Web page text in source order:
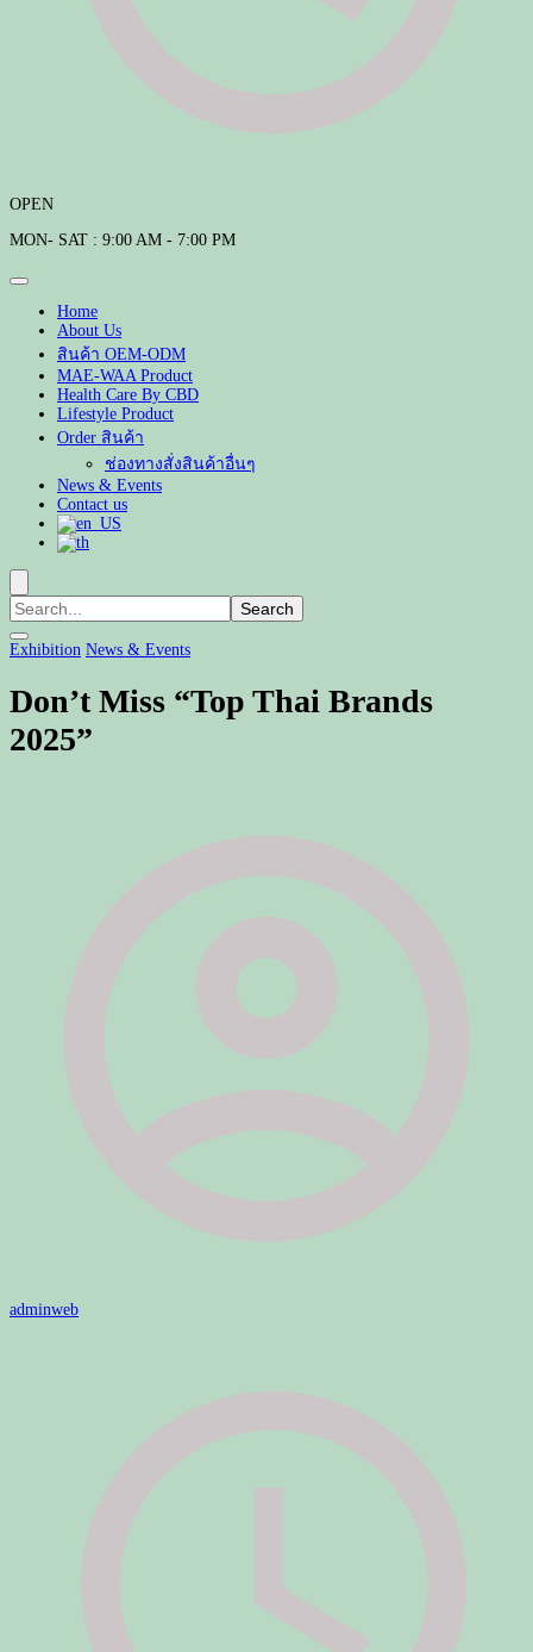
OPEN
MON- SAT : 9:00 AM - 7:00 PM
Home
About Us
สินค้า OEM-ODM
MAE-WAA Product
Health Care By CBD
Lifestyle Product
Order สินค้า
ช่องทางสั่งสินค้าอื่นๆ
News & Events
Contact us
ค้นหา
เกี่ยว
กับ:
Exhibition News & Events
Don’t Miss “Top Thai Brands
2025”
adminweb